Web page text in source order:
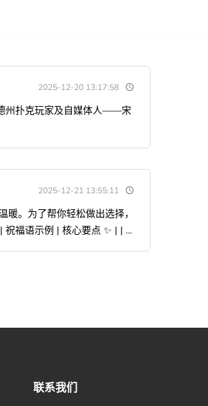
2025-12-20 13:17:58
州扑克玩家及自媒体人——宋
2025-12-21 13:55:11
。为了帮你轻松做出选择，
福语示例 | 核心要点 ✨ | | ...
联系我们